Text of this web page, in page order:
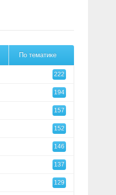
По тематике
222
194
157
152
146
137
129